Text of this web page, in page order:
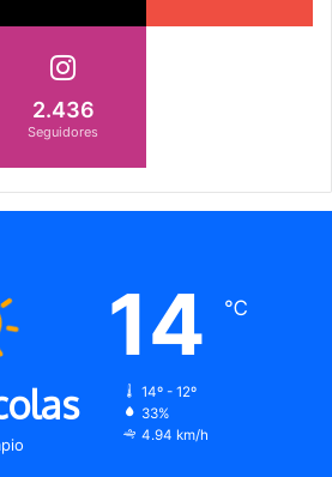
2.436
Seguidores
14 ℃
14º - 12º
33%
4.94 km/h